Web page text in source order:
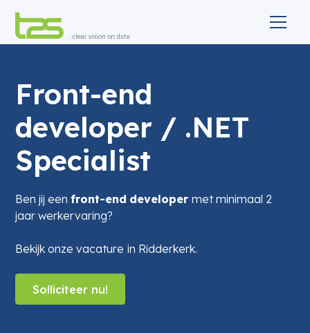
Front-end
developer / .NET
Specialist
Ben jij eenfront-end developermet minimaal 2
jaar werkervaring?
Bekijk onze vacature in Ridderkerk.
Solliciteer nu!